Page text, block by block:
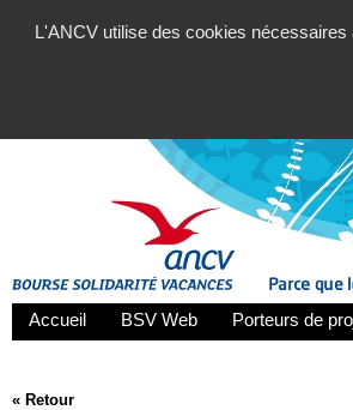
L'ANCV utilise des cookies
Accueil BSV Web Porteurs de
« Retour